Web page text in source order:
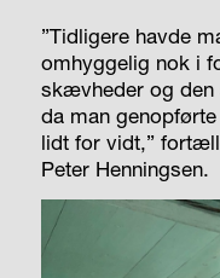
”Tidligere havde
omhyggelig nok i
skævheder og den
da man
lidt for vidt,”
Peter Henningsen.